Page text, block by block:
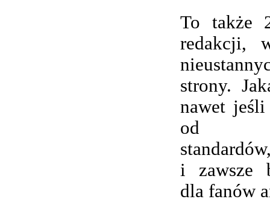
To także
redakcji,
strony.
nawet
od
i zawsze
dla fanów